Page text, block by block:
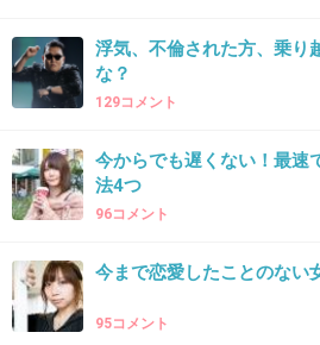
33. 匿名 2013/05/06(月) 00:35:42
らないです♪
クレンジングも楽だし良いです♡
34. 匿名2013/05/06(月) 00:48:14
浮気、不倫された方、乗り
な？
129コメント
今からでも遅くない！最速
法4つ
96コメント
今まで恋愛したことのない
95コメント